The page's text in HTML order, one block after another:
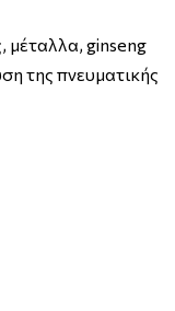
μέταλλα, ginseng
της πνευματικής